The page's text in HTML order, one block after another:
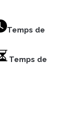
Temps de
Temps de